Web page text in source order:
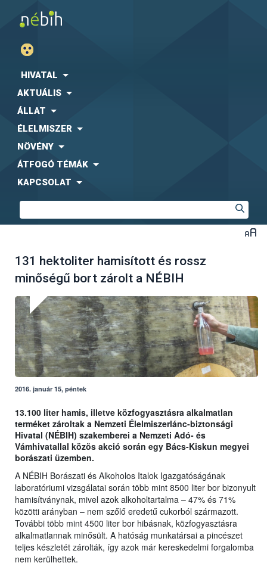
HIVATAL
AKTUÁLIS
ÁLLAT
ÉLELMISZER
NÖVÉNY
ÁTFOGÓ TÉMÁK
KAPCSOLAT
131 hektoliter hamisított és rossz
minőségű bort zárolt a NÉBIH
2016. január 15, péntek
13.100 liter hamis, illetve közfogyasztásra alkalmatlan
terméket zároltak a Nemzeti Élelmiszerlánc-biztonsági
Hivatal (NÉBIH) szakemberei a Nemzeti Adó- és
Vámhivatallal közös akció során egy Bács-Kiskun megyei
borászati üzemben.
A NÉBIH Borászati és Alkoholos Italok Igazgatóságának
laboratóriumi vizsgálatai során több mint 8500 liter bor bizonyult
hamisítványnak, mivel azok alkoholtartalma – 47% és 71%
közötti arányban – nem szőlő eredetű cukorból származott.
További több mint 4500 liter bor hibásnak, közfogyasztásra
alkalmatlannak minősült. A hatóság munkatársai a pincészet
teljes készletét zárolták, így azok már kereskedelmi forgalomba
nem kerülhettek.